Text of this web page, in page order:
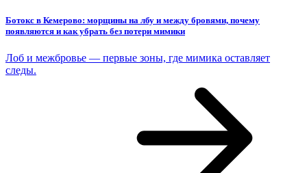
Ботокс в Кемерово: морщины на лбу и между бровями, почему
появляются и как убрать без потери мимики
Лоб и межбровье — первые зоны, где мимика оставляет
следы.